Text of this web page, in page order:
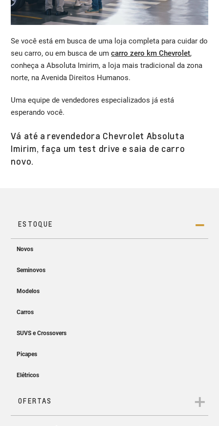
Se você está em busca de uma loja completa para cuidar do
seu carro, ou em busca de umcarro zero km Chevrolet,
conheça a Absoluta Imirim, a loja mais tradicional da zona
norte, na Avenida Direitos Humanos.
Uma equipe de vendedores especializados já está
esperando você.
Vá até a revendedora Chevrolet Absoluta
Imirim faça um test drive e saia de carro
novo.